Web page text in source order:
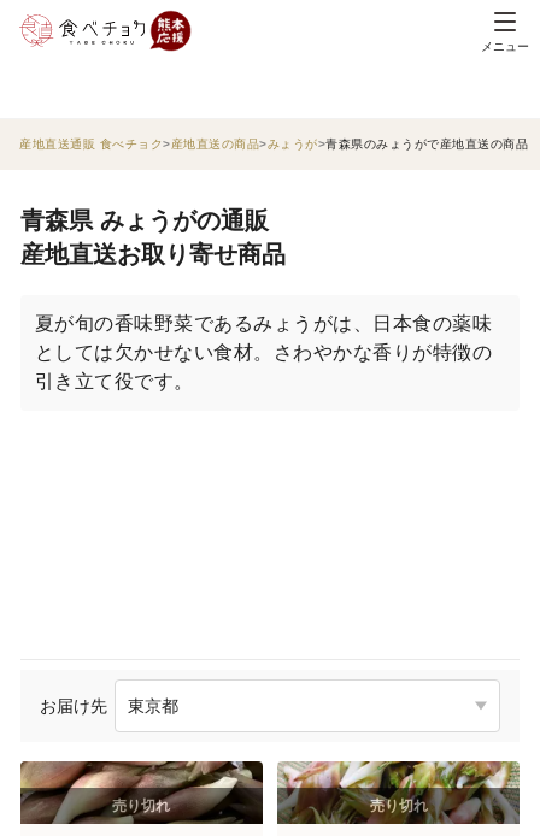
メニュー
産地直送通販 食べチョク 産地直送の商品 みょうが 青森県のみょうがで産地直送の商品
青森県 みょうがの通販
産地直送お取り寄せ商品
夏が旬の香味野菜であるみょうがは、日本食の薬味
としては欠かせない食材。さわやかな香りが特徴の
引き立て役です。
お届け先